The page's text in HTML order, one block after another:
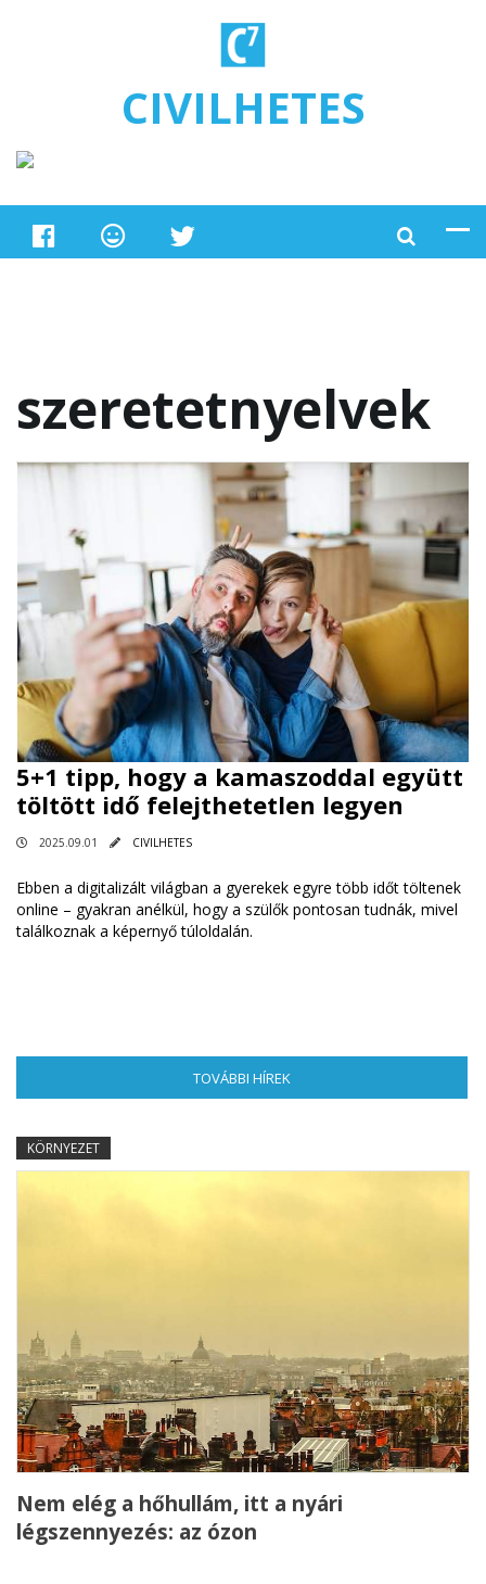
CIVILHETES
szeretetnyelvek
5+1 tipp, hogy a kamaszoddal együtt
töltött idő felejthetetlen legyen
2025.09.01 CIVILHETES
Ebben a digitalizált világban a gyerekek egyre több időt töltenek
online – gyakran anélkül, hogy a szülők pontosan tudnák, mivel
találkoznak a képernyő túloldalán.
TOVÁBBI HÍREK
KÖRNYEZET
Nem elég a hőhullám, itt a nyári
légszennyezés: az ózon